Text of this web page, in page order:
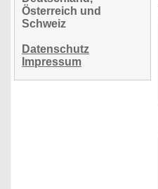
Österreich und
Schweiz
Datenschutz
Impressum